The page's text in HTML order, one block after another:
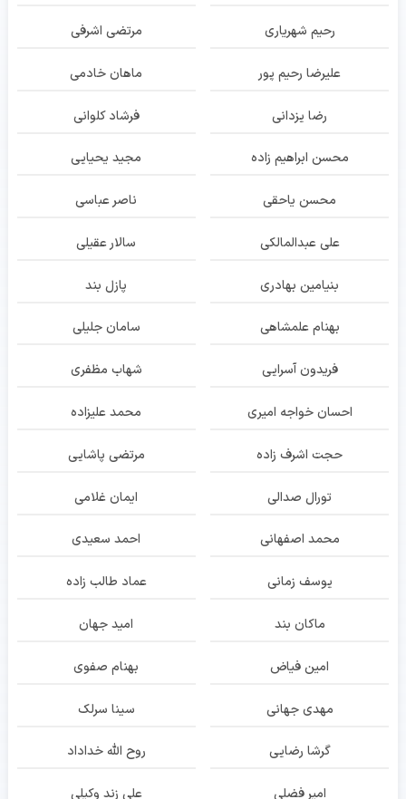
رحیم شهریاری مرتضی اشرفی
علیرضا رحیم پور ماهان خادمی
رضا یزدانی فرشاد کلوانی
محسن ابراهیم زاده مجید یحیایی
محسن یاحقی ناصر عباسی
علی عبدالمالکی سالار عقیلی
بنیامین بهادری پازل بند
بهنام علمشاهی سامان جلیلی
فریدون آسرایی شهاب مظفری
احسان خواجه امیری محمد علیزاده
حجت اشرف زاده مرتضی پاشایی
تورال صدالی ایمان غلامی
محمد اصفهانی احمد سعیدی
یوسف زمانی عماد طالب زاده
ماکان بند امید جهان
امین فیاض بهنام صفوی
مهدی جهانی سینا سرلک
گرشا رضایی روح الله خداداد
امیر فضلی علی زند وکیلی